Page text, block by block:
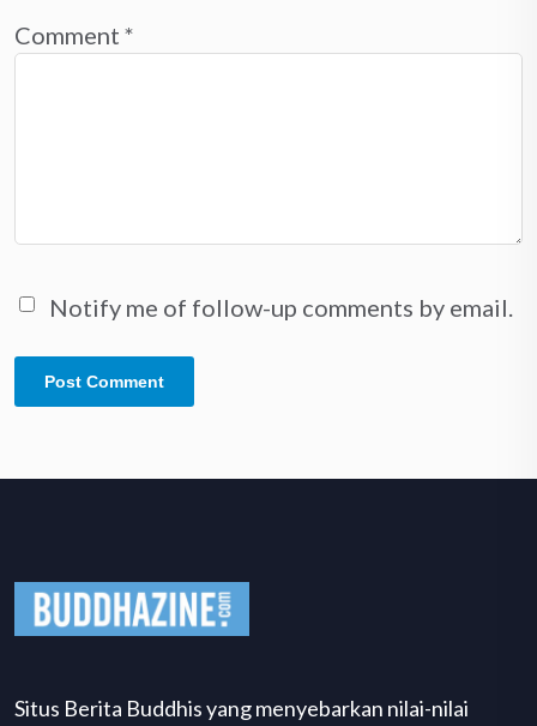
Comment *
Notify me of follow-up comments by email.
Situs Berita Buddhis yang menyebarkan nilai-nilai